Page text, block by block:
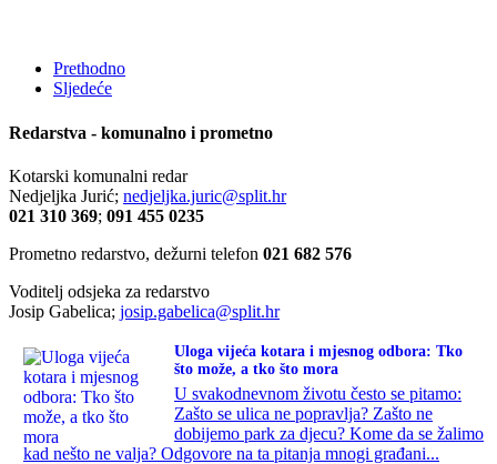
Prethodno
Sljedeće
Redarstva - komunalno i prometno
Kotarski komunalni redar
Nedjeljka Jurić; nedjeljka.juric@split.hr
021 310 369; 091 455 0235
Prometno redarstvo, dežurni telefon 021 682 576
Voditelj odsjeka za redarstvo
Josip Gabelica; josip.gabelica@split.hr
Uloga vijeća kotara i mjesnog odbora: Tko
što može, a tko što mora
U svakodnevnom životu često se pitamo:
Zašto se ulica ne popravlja? Zašto ne
dobijemo park za djecu? Kome da se žalimo
kad nešto ne valja? Odgovore na ta pitanja mnogi građani...